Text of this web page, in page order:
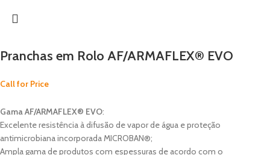
Pranchas em Rolo AF/ARMAFLEX® EVO
Call for Price
Gama AF/ARMAFLEX® EVO:
Excelente resistência à difusão de vapor de água e proteção
antimicrobiana incorporada MICROBAN®;
Ampla gama de produtos com espessuras de acordo com o